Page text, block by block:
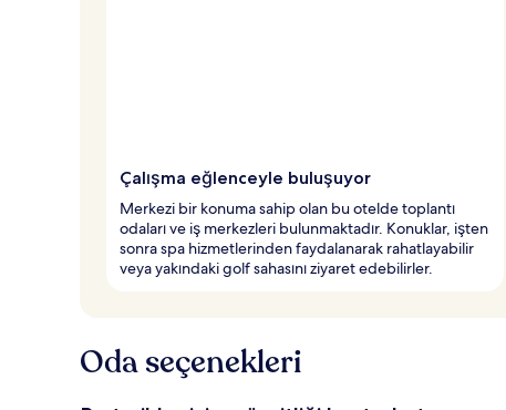
Çalışma eğlenceyle buluşuyor
Merkezi bir konuma sahip olan bu otelde toplantı
odaları ve iş merkezleri bulunmaktadır. Konuklar, işten
sonra spa hizmetlerinden faydalanarak rahatlayabilir
veya yakındaki golf sahasını ziyaret edebilirler.
Oda seçenekleri